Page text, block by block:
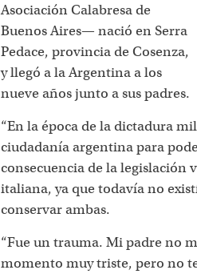
Asociación Calabresa de
Buenos Aires— nació en Serra
Pedace, provincia de Cosenza,
y llegó a la Argentina a los
nueve años junto a sus padres.
“En la época de la dictadura
ciudadanía argentina para
consecuencia de la legislación
italiana, ya que todavía no
conservar ambas.
“Fue un trauma. Mi padre no
momento muy triste, pero no